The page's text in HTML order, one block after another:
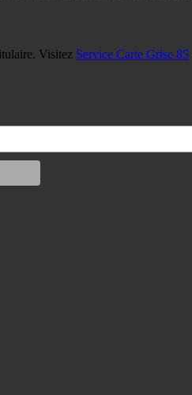
Visitez Service Carte Grise 85